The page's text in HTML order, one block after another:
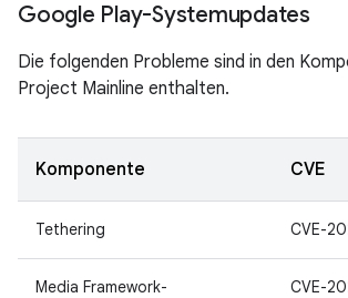
Google Play-Systemupdates
Die folgenden Probleme sind in den
Project Mainline enthalten.
Komponente CVE
Tethering CVE-
Media Framework-
CVE-